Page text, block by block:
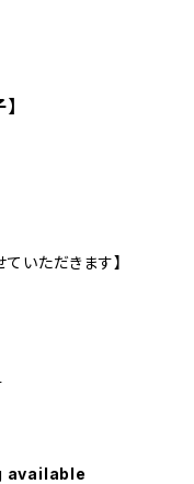
いただきます】
available